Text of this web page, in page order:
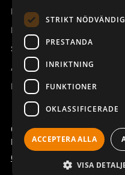
Nyheter
Pressrum
Säkerhet och direktiv
Allmänna villkor
REACH
Copyright ©2026 Åkerströms.
Björbovägen 143, 786 97
Code of conduct
STRIKT
PRESTANDA
INRIKTNING
FUNKTIONER
OKLASSIFICERADE
ACCEPTERA ALLA
VISA